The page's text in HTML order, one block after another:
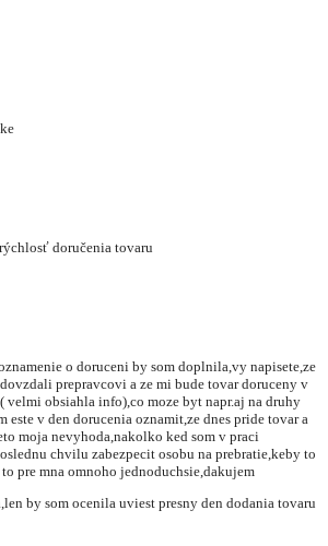
doručenia tovaru
o doruceni by som doplnila,vy napisete,ze
prepravcovi a ze mi bude tovar doruceny v
velmi obsiahla info),co moze byt napr.aj na druhy
este v den dorucenia oznamit,ze dnes pride tovar a
moja nevyhoda,nakolko ked som v praci
chvilu zabezpecit osobu na prebratie,keby to
pre mna omnoho jednoduchsie,dakujem
by som ocenila uviest presny den dodania tovaru